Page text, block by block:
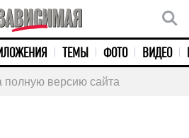
ТЕМЫ ФОТО ВИДЕО
полную версию сайта